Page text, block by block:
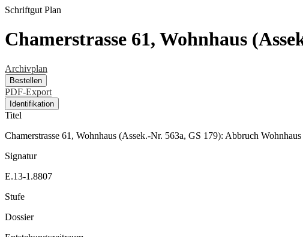
Schriftgut Plan
Chamerstrasse 61, Wohnhaus
Archivplan
Bestellen
PDF-Export
Identifikation
Titel
Chamerstrasse 61, Wohnhaus (Assek.-Nr. 563a, GS 179): Abbruch Wohnhaus
Signatur
E.13-1.8807
Stufe
Dossier